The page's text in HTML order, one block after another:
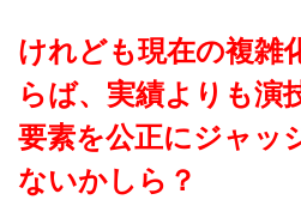
けれども現在の複雑
らば、実績よりも演
要素を公正にジャッ
ないかしら？